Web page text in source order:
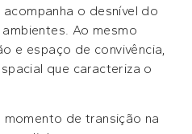
o desnível do
Ao mesmo
e espaço de convivência,
que caracteriza o
momento de transição na